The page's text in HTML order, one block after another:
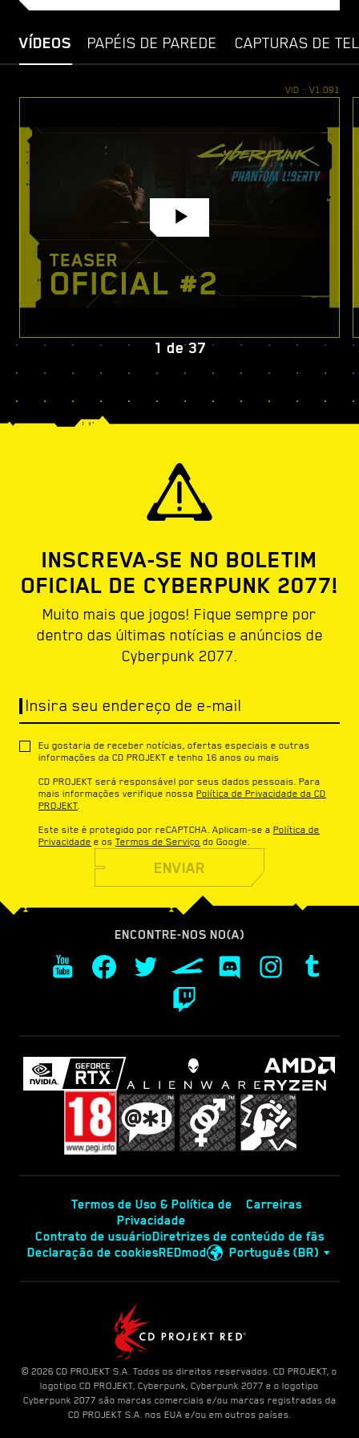
VÍDEOS PAPÉIS DE PAREDE CAPTURAS DE
1 de37
INSCREVA-SE NO BOLETIM
OFICIAL DE CYBERPUNK 2077!
Muito mais que jogos! Fique sempre por
dentro das últimas notícias e anúncios de
Cyberpunk 2077.
Insira seu endereço de e-mail
Eu gostaria de receber notícias, ofertas especiais e outras
informações da CD PROJEKT e tenho 16 anos ou mais
CD PROJEKT será responsável por seus dados pessoais. Para
mais informações verifique nossa Política de Privacidade da CD
PROJEKT
Este site é protegido por reCAPTCHA. Aplicam-se a Política de
Privacidade e os Termos de Serviço do Google.
ENVIAR
ENCONTRE-NOS NO(A)
Termos de Uso & Política de
Privacidade
Carreiras
Contrato de usuárioDiretrizes de conteúdo de fãs
Declaração de cookiesREDmod Português (BR)
© 2026 CD PROJEKT S.A. Todos os direitos reservados. CD PROJEKT, o
logotipo CD PROJEKT, Cyberpunk, Cyberpunk 2077 e o logotipo
Cyberpunk 2077 são marcas comerciais e/ou marcas registradas da
CD PROJEKT S.A. nos EUA e/ou em outros países.